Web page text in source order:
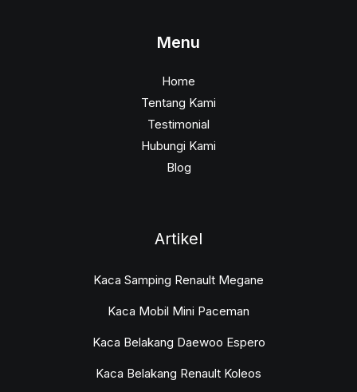
Menu
Home
Tentang Kami
Testimonial
Hubungi Kami
Blog
Artikel
Kaca Samping Renault Megane
Kaca Mobil Mini Paceman
Kaca Belakang Daewoo Espero
Kaca Belakang Renault Koleos